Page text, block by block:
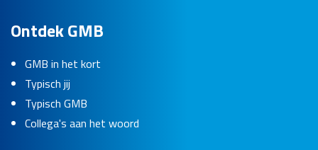
Ontdek GMB
GMB in het kort
Typisch jij
Typisch GMB
Collega's aan het woord